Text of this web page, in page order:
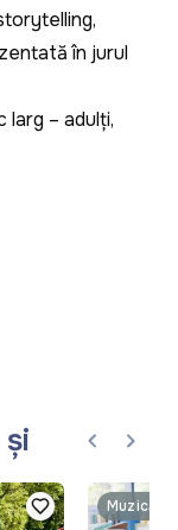
în jurul
larg – adulți,
Muzică